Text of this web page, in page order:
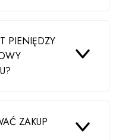
PIENIĘDZY
ZAKUP